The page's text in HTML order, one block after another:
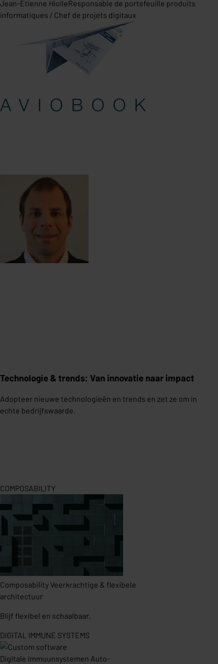
Jean-Etienne HiolleResponsable de portefeuille produits
informatiques / Chef de projets digitaux
Technologie & trends: Van innovatie naar impact
Adopteer nieuwe technologieën en trends en zet ze om in
echte bedrijfswaarde.
COMPOSABILITY
Composability Veerkrachtige & flexibele
architectuur
Blijf flexibel en schaalbaar.
DIGITAL IMMUNE SYSTEMS
Digitale immuunsystemen Auto-